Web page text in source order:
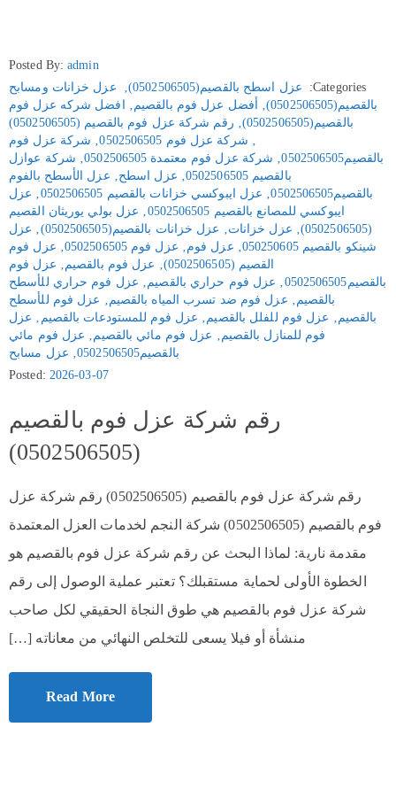
Posted By:admin
Categories:
عزل اسطح بالقصيم(0502506505) ‚
عزل خزانات ومسابح
بالقصيم(0502506505)
‚ أفضل عزل فوم بالقصيم‚
افضل شركه عزل فوم
بالقصيم(0502506505)
‚ رقم شركة عزل فوم بالقصيم (0502506505)
‚ شركة عزل فوم 0502506505 ‚ شركة عزل فوم
بالقصيم0502506505
‚ شركة عزل فوم معتمدة 0502506505 ‚ شركة عوازل
بالقصيم 0502506505
‚ عزل اسطح‚ عزل الأسطح بالفوم
بالقصيم0502506505
‚ عزل ايبوكسي خزانات بالقصيم 0502506505 ‚ عزل
ايبوكسي للمصانع بالقصيم 0502506505
‚ عزل بولي يوريثان القصيم
(0502506505)
‚ عزل خزانات‚ عزل خزانات بالقصيم(0502506505) ‚ عزل
شينكو بالقصيم 050250605
‚ عزل فوم‚ عزل فوم 0502506505 ‚ عزل فوم
القصيم (0502506505)
‚ عزل فوم بالقصيم‚ عزل فوم
بالقصيم0502506505
‚ عزل فوم حراري بالقصيم‚ عزل فوم حراري للأسطح
بالقصيم‚ عزل فوم ضد تسرب المياه بالقصيم‚ عزل فوم للأسطح
بالقصيم‚ عزل فوم للفلل بالقصيم‚ عزل فوم للمستودعات بالقصيم ‚ عزل
فوم للمنازل بالقصيم‚ عزل فوم مائي بالقصيم‚ عزل فوم مائي
بالقصيم0502506505
‚ عزل مسابح
Posted: 2026-03-07
رقم شركة عزل فوم بالقصيم
(0502506505)
رقم شركة عزل فوم بالقصيم (0502506505) رقم شركة عزل
فوم بالقصيم (0502506505) شركة النجم لخدمات العزل المعتمدة
مقدمة نارية: لماذا البحث عن رقم شركة عزل فوم بالقصيم هو
الخطوة الأولى لحماية مستقبلك؟ تعتبر عملية الوصول إلى رقم
شركة عزل فوم بالقصيم هي طوق النجاة الحقيقي لكل صاحب
منشأة أو فيلا يسعى للتخلص النهائي من معاناته […]
Read More